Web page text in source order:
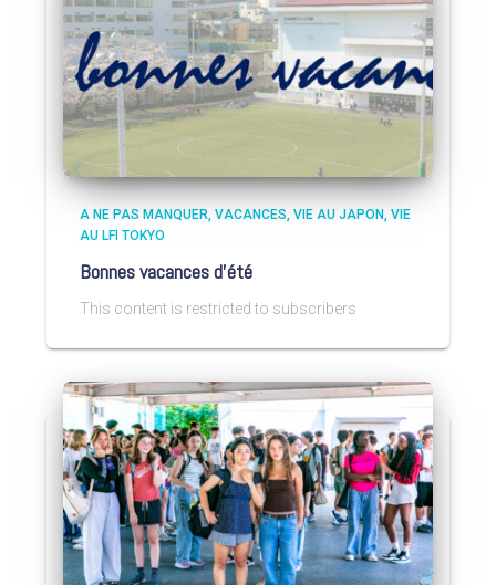
A NE PAS MANQUER VACANCES VIE AU JAPON VIE
AU LFI TOKYO
Bonnes vacances d’été
This content is restricted to subscribers